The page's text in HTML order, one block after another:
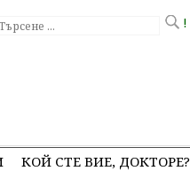
!
КОЙ СТЕ ВИЕ, ДОКТОРЕ?